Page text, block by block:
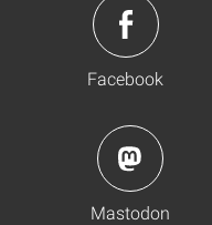
Facebook
Mastodon